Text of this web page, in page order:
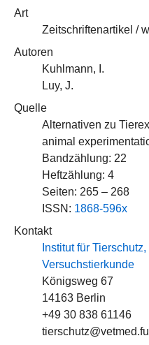
Art
Zeitschriftenartikel /
Autoren
Kuhlmann, I.
Luy, J.
Quelle
Alternativen zu
animal
Bandzählung: 22
Heftzählung: 4
Seiten: 265 – 268
ISSN: 1868-596x
Kontakt
Institut für
Versuchstierkunde
Königsweg 67
14163 Berlin
+49 30 838 61146